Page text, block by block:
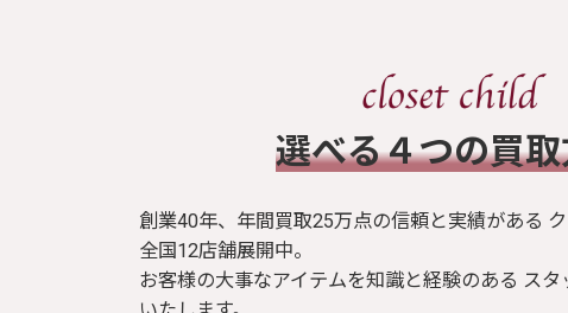
選べる４つの買
創業40年、年間買取25万点の信頼と実績がある
全国12店舗展開中。
お客様の大事なアイテムを知識と経験のある ス